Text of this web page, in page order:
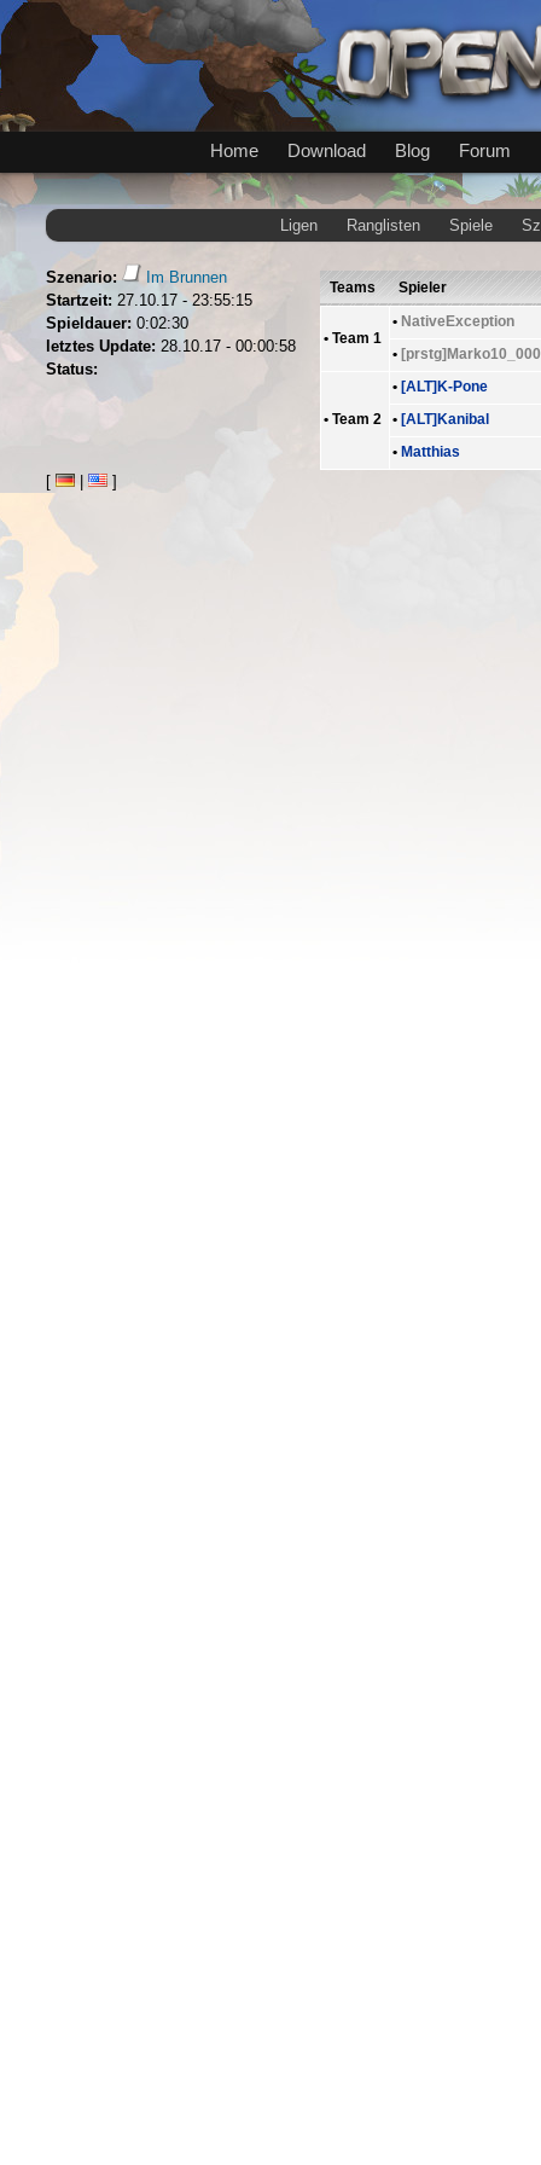
Home Download Blog Forum
Ligen Ranglisten Spiele
Szenario:
Im Brunnen
Startzeit: 27.10.17 - 23:55:15
Spieldauer: 0:02:30
letztes Update: 28.10.17 - 00:00:58
Status:
Teams Spieler
• Team 1
• NativeException
• [prstg]Marko10_000
• Team 2
• [ALT]K-Pone
• [ALT]Kanibal
• Matthias
[ ]